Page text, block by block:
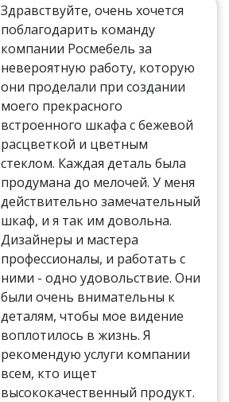
Здравствуйте, очень хочется
поблагодарить команду
компании Росмебель за
невероятную работу, которую
они проделали при создании
моего прекрасного
встроенного шкафа с бежевой
расцветкой и цветным
стеклом. Каждая деталь была
продумана до мелочей. У меня
действительно замечательный
шкаф, и я так им довольна.
Дизайнеры и мастера
профессионалы, и работать с
ними - одно удовольствие. Они
были очень внимательны к
деталям, чтобы мое видение
воплотилось в жизнь. Я
рекомендую услуги компании
всем, кто ищет
высококачественный продукт.